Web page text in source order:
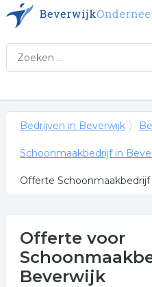
Bedrijven in Beverwijk
Schoonmaakbedrijf in
Offerte
Offerte voor
Beverwijk